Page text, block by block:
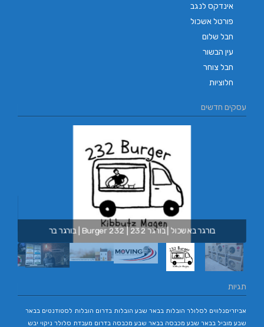
אינדקס לנגב
פורטל אשכול
חבל שלום
עין הבשור
חבל צוחר
חלוציות
עסקים חדשים
בורגר באשכול | בורגר 232 | Burger 232 | בורגר בר
תגיות
אביזריםנלווים לסלולר הובלות בבאר שבע הובלות בדרום הובלות לסטודנטים בבאר
שבע מוביל בבאר שבע מכבסה בבאר שבע מכבסה בדרום מעבדת סלולר ניקוי יבש